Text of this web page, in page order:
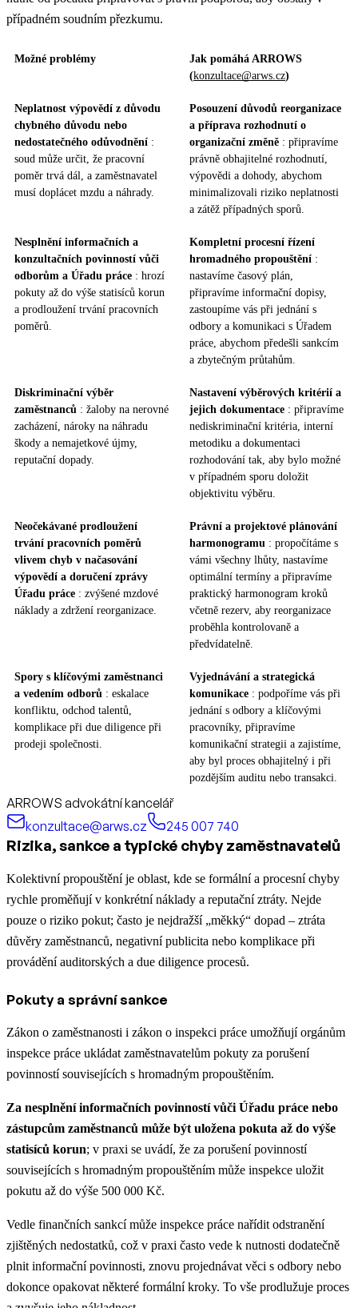
případném soudním přezkumu.
Možné problémy
Jak pomáhá ARROWS
(konzultace@arws.cz)
Neplatnost výpovědí z důvodu
chybného důvodu nebo
nedostatečného odůvodnění :
soud může určit, že pracovní
poměr trvá dál, a zaměstnavatel
musí doplácet mzdu a náhrady.
Posouzení důvodů reorganizace
a příprava rozhodnutí o
organizační změně : připravíme
právně obhajitelné rozhodnutí,
výpovědi a dohody, abychom
minimalizovali riziko neplatnosti
a zátěž případných sporů.
Nesplnění informačních a
konzultačních povinností vůči
odborům a Úřadu práce : hrozí
pokuty až do výše statisíců korun
a prodloužení trvání pracovních
poměrů.
Kompletní procesní řízení
hromadného propouštění :
nastavíme časový plán,
připravíme informační dopisy,
zastoupíme vás při jednání s
odbory a komunikaci s Úřadem
práce, abychom předešli sankcím
a zbytečným průtahům.
Diskriminační výběr
zaměstnanců : žaloby na nerovné
zacházení, nároky na náhradu
škody a nemajetkové újmy,
reputační dopady.
Nastavení výběrových kritérií a
jejich dokumentace : připravíme
nediskriminační kritéria, interní
metodiku a dokumentaci
rozhodování tak, aby bylo možné
v případném sporu doložit
objektivitu výběru.
Neočekávané prodloužení
trvání pracovních poměrů
vlivem chyb v načasování
výpovědí a doručení zprávy
Úřadu práce : zvýšené mzdové
náklady a zdržení reorganizace.
Právní a projektové plánování
harmonogramu : propočítáme s
vámi všechny lhůty, nastavíme
optimální termíny a připravíme
praktický harmonogram kroků
včetně rezerv, aby reorganizace
proběhla kontrolovaně a
předvídatelně.
Spory s klíčovými zaměstnanci
a vedením odborů : eskalace
konfliktu, odchod talentů,
komplikace při due diligence při
prodeji společnosti.
Vyjednávání a strategická
komunikace : podpoříme vás při
jednání s odbory a klíčovými
pracovníky, připravíme
komunikační strategii a zajistíme,
aby byl proces obhajitelný i při
pozdějším auditu nebo transakci.
ARROWS advokátní kancelář
konzultace@arws.cz
245 007 740
Rizika, sankce a typické chyby zaměstnavatelů
Kolektivní propouštění je oblast, kde se formální a procesní chyby
rychle proměňují v konkrétní náklady a reputační ztráty. Nejde
pouze o riziko pokut; často je nejdražší „měkký“ dopad – ztráta
důvěry zaměstnanců, negativní publicita nebo komplikace při
provádění auditorských a due diligence procesů.
Pokuty a správní sankce
Zákon o zaměstnanosti i zákon o inspekci práce umožňují orgánům
inspekce práce ukládat zaměstnavatelům pokuty za porušení
povinností souvisejících s hromadným propouštěním.
Za nesplnění informačních povinností vůči Úřadu práce nebo
zástupcům zaměstnanců může být uložena pokuta až do výše
statisíců korun; v praxi se uvádí, že za porušení povinností
souvisejících s hromadným propouštěním může inspekce uložit
pokutu až do výše 500 000 Kč.
Vedle finančních sankcí může inspekce práce nařídit odstranění
zjištěných nedostatků, což v praxi často vede k nutnosti dodatečně
plnit informační povinnosti, znovu projednávat věci s odbory nebo
dokonce opakovat některé formální kroky. To vše prodlužuje proces